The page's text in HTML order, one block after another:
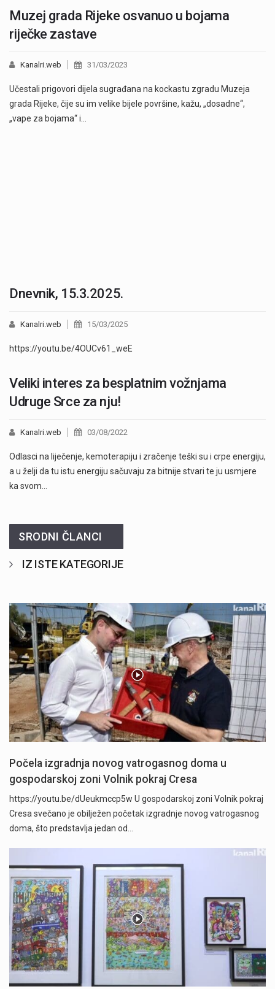
Muzej grada Rijeke osvanuo u bojama
riječke zastave
Kanalri.web 31/03/2023
Učestali prigovori dijela sugrađana na kockastu zgradu Muzeja
grada Rijeke, čije su im velike bijele površine, kažu, „dosadne“,
„vape za bojama“ i…
Dnevnik, 15.3.2025.
Kanalri.web 15/03/2025
https://youtu.be/4OUCv61_weE
Veliki interes za besplatnim vožnjama
Udruge Srce za nju!
Kanalri.web 03/08/2022
Odlasci na liječenje, kemoterapiju i zračenje teški su i crpe energiju,
a u želji da tu istu energiju sačuvaju za bitnije stvari te ju usmjere
ka svom…
SRODNI ČLANCI
IZ ISTE KATEGORIJE
Počela izgradnja novog vatrogasnog doma u
gospodarskoj zoni Volnik pokraj Cresa
https://youtu.be/dUeukmccp5w U gospodarskoj zoni Volnik pokraj
Cresa svečano je obilježen početak izgradnje novog vatrogasnog
doma, što predstavlja jedan od…